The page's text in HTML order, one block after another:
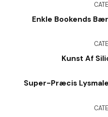
Enkle Bookends
Kunst Af
Super-Præcis